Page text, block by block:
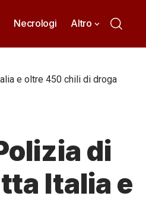
Necrologi Altro
e oltre 450 chili di droga
di
Italia e